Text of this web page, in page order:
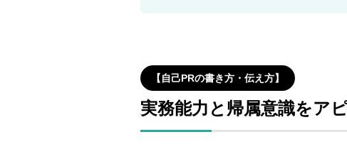
【自己PRの書き方・伝え方】
実務能力と帰属意識をア